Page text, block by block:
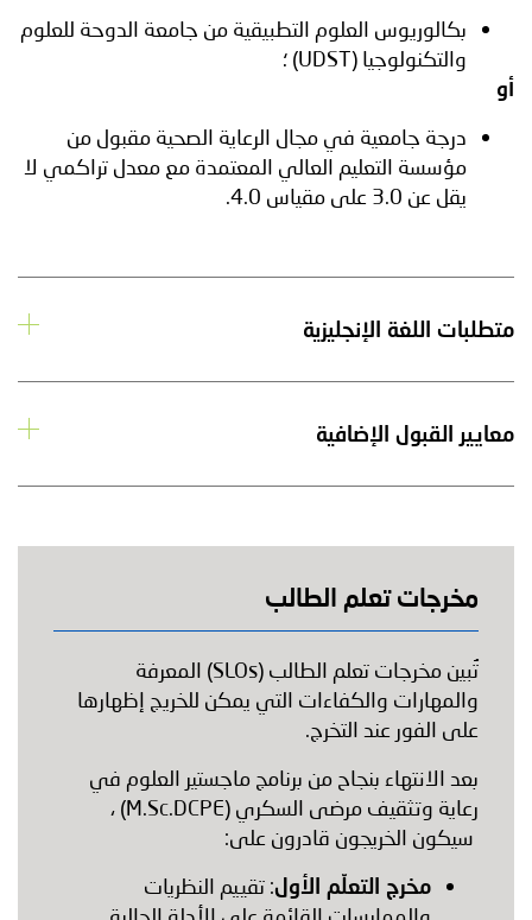
بكالوريوس العلوم التطبيقية من جامعة الدوحة للعلوم
والتكنولوجيا (UDST) ؛
أو
درجة جامعية في مجال الرعاية الصحية مقبول من
مؤسسة التعليم العالي المعتمدة مع معدل تراكمي لا
يقل عن 3.0 على مقياس 4.0.
متطلبات اللغة الإنجليزية
معايير القبول الإضافية
مخرجات تعلم الطالب
تُبين مخرجات تعلم الطالب (SLOs) المعرفة
والمهارات والكفاءات التي يمكن للخريج إظهارها
على الفور عند التخرج.
بعد الانتهاء بنجاح من برنامج ماجستير العلوم في
رعاية وتثقيف مرضى السكري (M.Sc.DCPE) ،
سيكون الخريجون قادرون على:
مخرج التعلّم الأول: تقييم النظريات